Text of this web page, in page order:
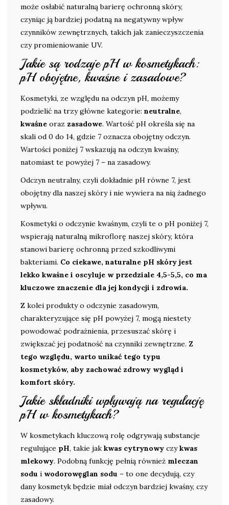
może osłabić naturalną barierę ochronną skóry,
czyniąc ją bardziej podatną na negatywny wpływ
czynników zewnętrznych, takich jak zanieczyszczenia
czy promieniowanie UV.
Jakie są rodzaje pH w kosmetykach:
pH obojętne, kwaśne i zasadowe?
Kosmetyki, ze względu na odczyn pH, możemy
podzielić na trzy główne kategorie: neutralne,
kwaśne oraz zasadowe. Wartość pH określa się na
skali od 0 do 14, gdzie 7 oznacza obojętny odczyn.
Wartości poniżej 7 wskazują na odczyn kwaśny,
natomiast te powyżej 7 – na zasadowy.
Odczyn neutralny, czyli dokładnie pH równe 7, jest
obojętny dla naszej skóry i nie wywiera na nią żadnego
wpływu.
Kosmetyki o odczynie kwaśnym, czyli te o pH poniżej 7,
wspierają naturalną mikroflorę naszej skóry, która
stanowi barierę ochronną przed szkodliwymi
bakteriami. Co ciekawe, naturalne pH skóry jest
lekko kwaśne i oscyluje w przedziale 4,5-5,5, co ma
kluczowe znaczenie dla jej kondycji i zdrowia.
Z kolei produkty o odczynie zasadowym,
charakteryzujące się pH powyżej 7, mogą niestety
powodować podrażnienia, przesuszać skórę i
zwiększać jej podatność na czynniki zewnętrzne. Z
tego względu, warto unikać tego typu
kosmetyków, aby zachować zdrowy wygląd i
komfort skóry.
Jakie składniki wpływają na regulację
pH w kosmetykach?
W kosmetykach kluczową rolę odgrywają substancje
regulujące pH, takie jak kwas cytrynowy czykwas
mlekowy. Podobną funkcję pełnią również mleczan
sodu i wodorowęglan sodu – to one decydują, czy
dany kosmetyk będzie miał odczyn bardziej kwaśny, czy
zasadowy.